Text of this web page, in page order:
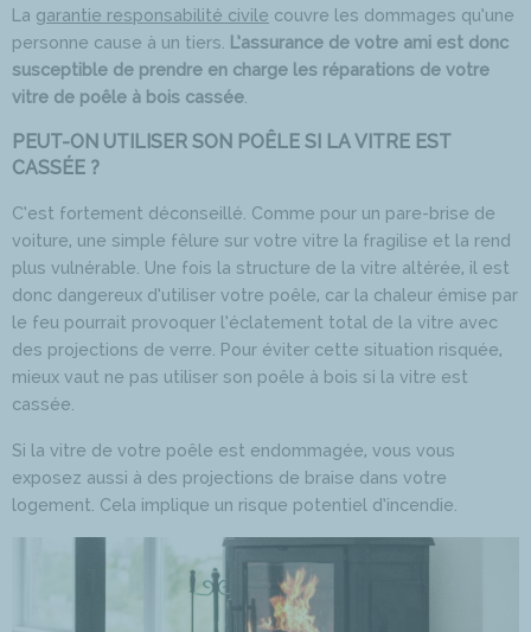
La garantie responsabilité civile couvre les dommages qu’une
personne cause à un tiers. L’assurance de votre ami est donc
susceptible de prendre en charge les réparations de votre
vitre de poêle à bois cassée
PEUT-ON UTILISER SON POÊLE SI LA VITRE EST
CASSÉE ?
C’est fortement déconseillé. Comme pour un pare-brise de
voiture, une simple fêlure sur votre vitre la fragilise et la rend
plus vulnérable. Une fois la structure de la vitre altérée, il est
donc dangereux d’utiliser votre poêle, car la chaleur émise par
le feu pourrait provoquer l’éclatement total de la vitre avec
des projections de verre. Pour éviter cette situation risquée,
mieux vaut ne pas utiliser son poêle à bois si la vitre est
cassée.
Si la vitre de votre poêle est endommagée, vous vous
exposez aussi à des projections de braise dans votre
logement. Cela implique un risque potentiel d’incendie.